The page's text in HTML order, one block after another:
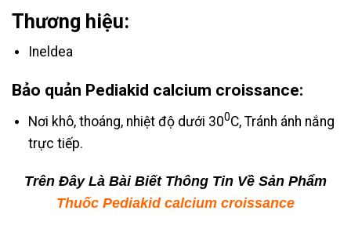
Thương hiệu:
Ineldea
Bảo quản Pediakid calcium croissance:
Nơi khô, thoáng, nhiệt độ dưới 300C, Tránh ánh nắng
trực tiếp.
Trên Đây Là Bài Biết Thông Tin Về Sản Phẩm
Thuốc Pediakid calcium croissance